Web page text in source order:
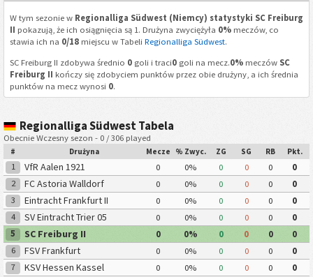
W tym sezonie w Regionalliga Südwest (Niemcy) statystyki SC Freiburg
II pokazują, że ich osiągnięcia są 1. Drużyna zwyciężyła 0%meczów, co
stawia ich na 0/18miejscu w Tabeli Regionalliga Südwest.
SC Freiburg II zdobywa średnio 0goli i traci0goli na mecz.0%meczów SC
Freiburg II kończy się zdobyciem punktów przez obie drużyny, a ich średnia
punktów na mecz wynosi 0.
Regionalliga Südwest Tabela
Obecnie Wczesny sezon - 0 / 306 played
# Drużyna Mecze % Zwyc. ZG SG RB Pkt.
1 VfR Aalen 1921 0 0% 0 0 0
0
2
FC Astoria Walldorf 0 0% 0 0 0
0
3
Eintracht Frankfurt II 0 0% 0 0 0
0
4
SV Eintracht Trier 05 0 0% 0 0 0
0
5
SC Freiburg II 0 0% 0 0 0
0
6
FSV Frankfurt 0 0% 0 0 0
0
7
KSV Hessen Kassel 0 0% 0 0 0
0